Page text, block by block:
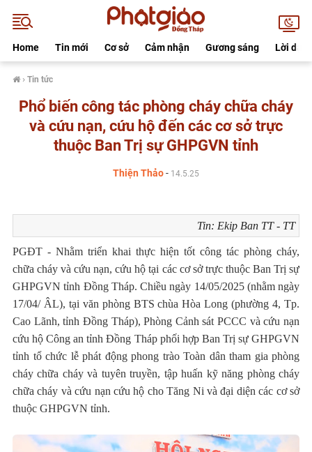
Home Tin mới Cơ sở Cảm nhận Gương sáng Lời dạy
› Tin tức
Phổ biến công tác phòng cháy chữa cháy
và cứu nạn, cứu hộ đến các cơ sở trực
thuộc Ban Trị sự GHPGVN tỉnh
Thiện Thảo- 14.5.25
Tin: Ekip Ban TT - TT
PGĐT - Nhằm triển khai thực hiện tốt công tác phòng cháy,
chữa cháy và cứu nạn, cứu hộ tại các cơ sở trực thuộc Ban Trị sự
GHPGVN tỉnh Đồng Tháp. Chiều ngày 14/05/2025 (nhằm ngày
17/04/ ÂL), tại văn phòng BTS chùa Hòa Long (phường 4, Tp.
Cao Lãnh, tỉnh Đồng Tháp), Phòng Cảnh sát PCCC và cứu nạn
cứu hộ Công an tỉnh Đồng Tháp phối hợp Ban Trị sự GHPGVN
tỉnh tổ chức lễ phát động phong trào Toàn dân tham gia phòng
cháy chữa cháy và tuyên truyền, tập huấn kỹ năng phòng cháy
chữa cháy và cứu nạn cứu hộ cho Tăng Ni và đại diện các cơ sở
thuộc GHPGVN tỉnh.